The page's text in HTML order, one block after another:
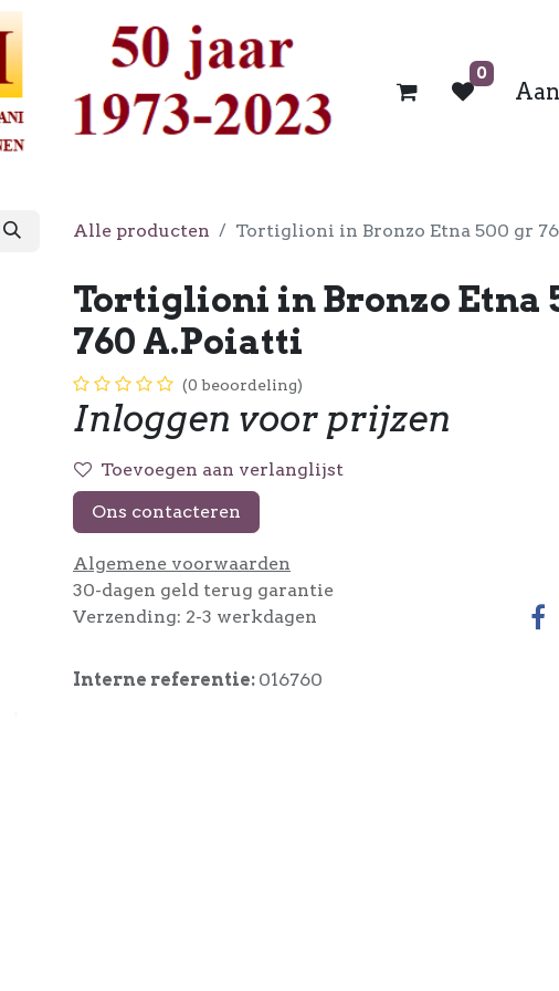
0
Alle producten Tortiglioni in Bronzo Etna 500 gr
Tortiglioni in Bronzo Etna
760 A.Poiatti
(0 beoordeling)
Inloggen voor prijzen
Toevoegen aan verlanglijst
Ons contacteren
Algemene voorwaarden
30-dagen geld terug garantie
Verzending: 2-3 werkdagen
Interne referentie: 016760